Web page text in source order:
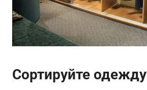
Сортируйте одежду